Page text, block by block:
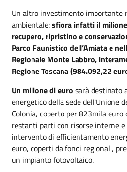
Un altro investimento importante
ambientale:sfiora infatti il
recupero, ripristino e
Parco Faunistico dell’Amiata e
Regionale Monte Labbro,
Regione Toscana (984.092,22
Un milione di euro sarà destinato
energetico della sede dell'Unione
Colonia, coperto per 823mila euro
restanti parti con risorse interne e
intervento di efficientamento
euro, coperti da fondi regionali,
un impianto fotovoltaico.